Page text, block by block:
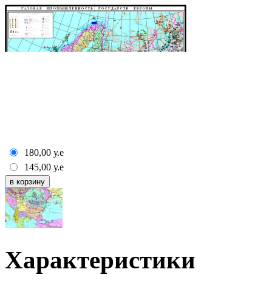
180,00 у.е
145,00 у.е
Характеристики